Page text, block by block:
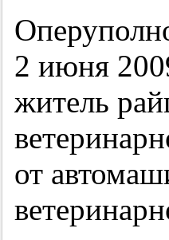
2 июня
житель
от